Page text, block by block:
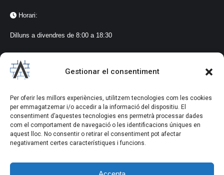
Gestionar el consentiment
Per oferir les millors experiències, utilitzem tecnologies com les cookies
per emmagatzemar i/o accedir a la informació del dispositiu. El
consentiment d’aquestes tecnologies ens permetrà processar dades
com el comportament de navegació o les identificacions úniques en
aquest lloc. No consentir o retirar el consentiment pot afectar
negativament certes característiques i funcions.
Horari:
Dilluns a divendres de 8:00 a 18:30
Seguiment a les xarxes
@icelandlagarriga
#vidresialumini
#lagarriga